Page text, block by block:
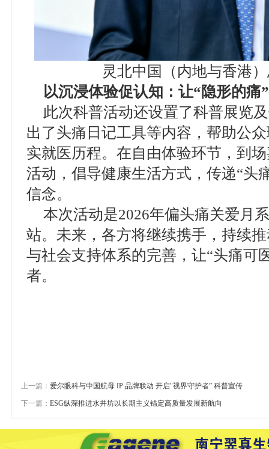
灵北中国（内地与香港
以沉浸体验促认知：让“隐形的痛
此次科普活动还设置了科普展览
出了头痛日记工具等内容，帮助公
实就医历程。在自由体验环节，到
活动，倡导健康生活方式，传递“头
信念。
本次活动是2026年偏头痛关爱月
站。未来，各方将继续携手，持续
与社会支持体系的完善，让“头痛可
者。
上一篇： 爱尔眼科与中国航母 IP 品牌联动 开启"视界守护者” 科普宣传
下一篇： ESG纵深推进水井坊以长期主义锚定高质量发展新航向